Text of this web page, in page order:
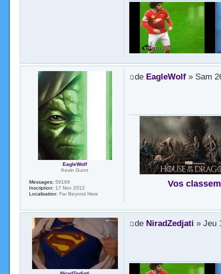
de EagleWolf» Sam
Vos
EagleWolf
Kevin Gunn
Messages: 59169
Inscription: 17 Nov 2012
Localisation: Far Beyond Here
de NiradZedjati » Jeu